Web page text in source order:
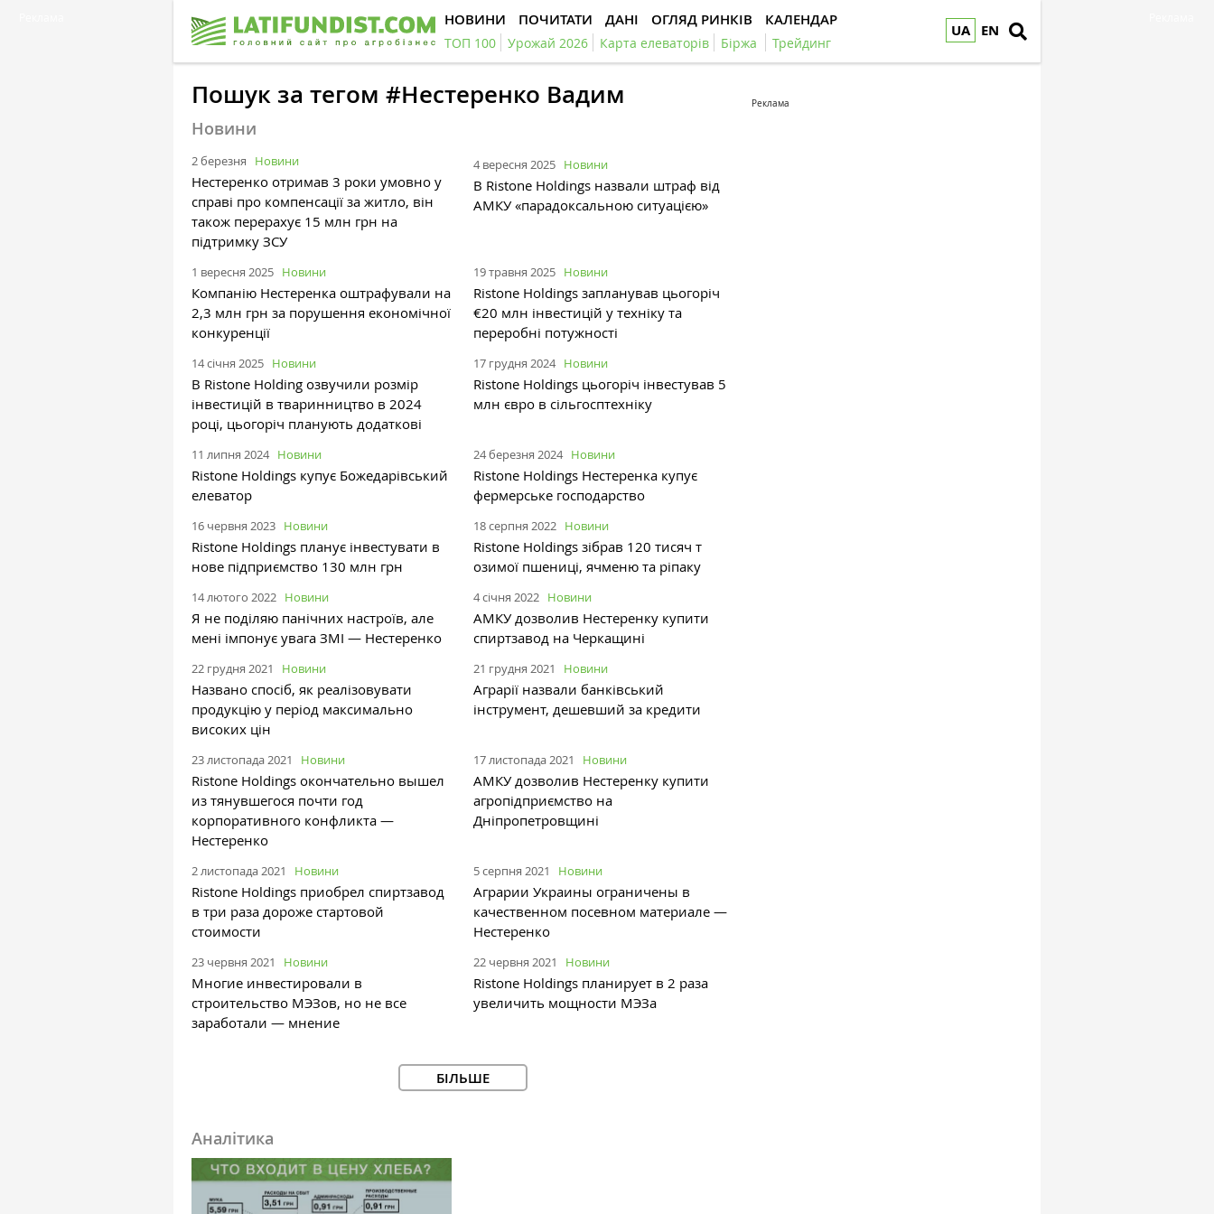
UA EN
НОВИНИ ПОЧИТАТИ ДАНІ ОГЛЯД РИНКІВ КАЛЕНДАР
ТОП 100 Урожай 2026 Карта елеваторів Біржа Трейдинг
Пошук за тегом #Нестеренко Вадим
Новини
2 березня Новини
Нестеренко отримав 3 роки умовно у
справі про компенсації за житло, він
також перерахує 15 млн грн на
підтримку ЗСУ
4 вересня 2025 Новини
В Ristone Holdings назвали штраф від
АМКУ «парадоксальною ситуацією»
1 вересня 2025 Новини
Компанію Нестеренка оштрафували на
2,3 млн грн за порушення економічної
конкуренції
19 травня 2025 Новини
Ristone Holdings запланував цьогоріч
€20 млн інвестицій у техніку та
переробні потужності
14 січня 2025 Новини
В Ristone Holding озвучили розмір
інвестицій в тваринництво в 2024
році, цьогоріч планують додаткові
17 грудня 2024 Новини
Ristone Holdings цьогоріч інвестував 5
млн євро в сільгосптехніку
11 липня 2024 Новини
Ristone Holdings купує Божедарівський
елеватор
24 березня 2024 Новини
Ristone Holdings Нестеренка купує
фермерське господарство
16 червня 2023 Новини
Ristone Holdings планує інвестувати в
нове підприємство 130 млн грн
18 серпня 2022 Новини
Ristone Holdings зібрав 120 тисяч т
озимої пшениці, ячменю та ріпаку
14 лютого 2022 Новини
Я не поділяю панічних настроїв, але
мені імпонує увага ЗМІ — Нестеренко
4 січня 2022 Новини
АМКУ дозволив Нестеренку купити
спиртзавод на Черкащині
22 грудня 2021 Новини
Названо спосіб, як реалізовувати
продукцію у період максимально
високих цін
21 грудня 2021 Новини
Аграрії назвали банківський
інструмент, дешевший за кредити
23 листопада 2021 Новини
Ristone Holdings окончательно вышел
из тянувшегося почти год
корпоративного конфликта —
Нестеренко
17 листопада 2021 Новини
АМКУ дозволив Нестеренку купити
агропідприємство на
Дніпропетровщині
2 листопада 2021 Новини
Ristone Holdings приобрел спиртзавод
в три раза дороже стартовой
стоимости
5 серпня 2021 Новини
Аграрии Украины ограничены в
качественном посевном материале —
Нестеренко
23 червня 2021 Новини
Многие инвестировали в
строительство МЭЗов, но не все
заработали — мнение
22 червня 2021 Новини
Ristone Holdings планирует в 2 раза
увеличить мощности МЭЗа
БІЛЬШЕ
Аналітика
Реклама